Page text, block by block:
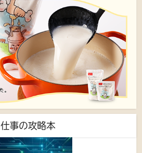
仕事の攻略本